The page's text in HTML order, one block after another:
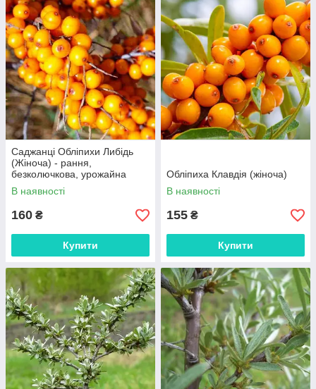
Саджанці Обліпихи Либідь
(Жіноча) - рання,
безколючкова, урожайна
В наявності
160 ₴
Купити
Обліпиха Клавдія (жіноча)
В наявності
155 ₴
Купити